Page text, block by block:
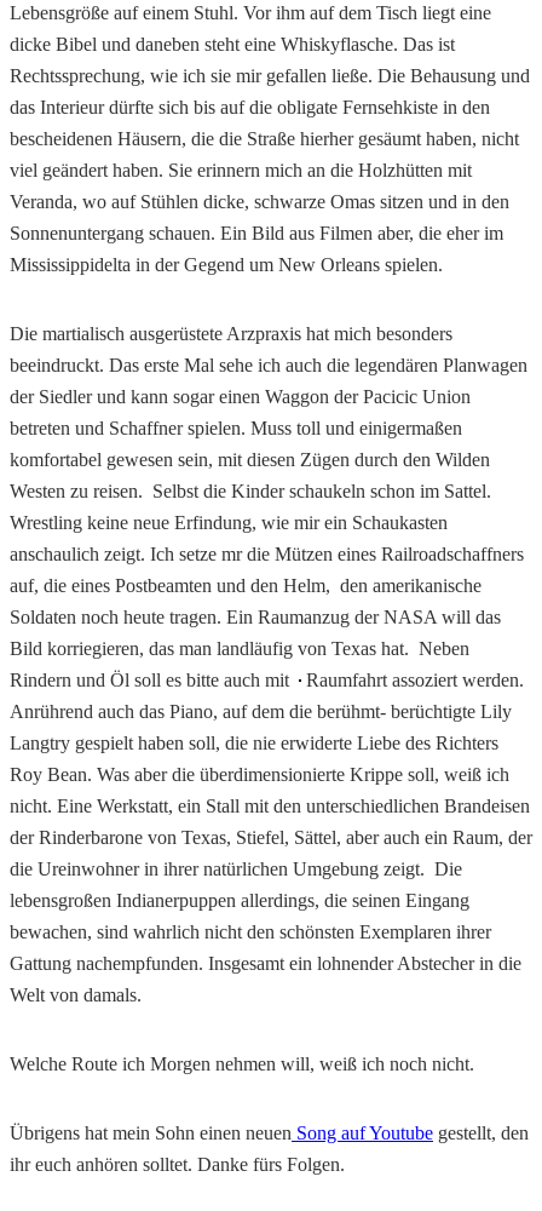
Lebensgröße auf einem Stuhl. Vor ihm auf dem Tisch liegt eine
dicke Bibel und daneben steht eine Whiskyflasche. Das ist
Rechtssprechung, wie ich sie mir gefallen ließe. Die Behausung und
das Interieur dürfte sich bis auf die obligate Fernsehkiste in den
bescheidenen Häusern, die die Straße hierher gesäumt haben, nicht
viel geändert haben. Sie erinnern mich an die Holzhütten mit
Veranda, wo auf Stühlen dicke, schwarze Omas sitzen und in den
Sonnenuntergang schauen. Ein Bild aus Filmen aber, die eher im
Mississippidelta in der Gegend um New Orleans spielen.
Die martialisch ausgerüstete Arzpraxis hat mich besonders
beeindruckt. Das erste Mal sehe ich auch die legendären Planwagen
der Siedler und kann sogar einen Waggon der Pacicic Union
betreten und Schaffner spielen. Muss toll und einigermaßen
komfortabel gewesen sein, mit diesen Zügen durch den Wilden
Westen zu reisen. Selbst die Kinder schaukeln schon im Sattel.
Wrestling keine neue Erfindung, wie mir ein Schaukasten
anschaulich zeigt. Ich setze mr die Mützen eines Railroadschaffners
auf, die eines Postbeamten und den Helm, den amerikanische
Soldaten noch heute tragen. Ein Raumanzug der NASA will das
Bild korriegieren, das man landläufig von Texas hat. Neben
Rindern und Öl soll es bitte auch mit
Raumfahrt assoziert werden.
Anrührend auch das Piano, auf dem die berühmt- berüchtigte Lily
Langtry gespielt haben soll, die nie erwiderte Liebe des Richters
Roy Bean. Was aber die überdimensionierte Krippe soll, weiß ich
nicht. Eine Werkstatt, ein Stall mit den unterschiedlichen Brandeisen
der Rinderbarone von Texas, Stiefel, Sättel, aber auch ein Raum, der
die Ureinwohner in ihrer natürlichen Umgebung zeigt. Die
lebensgroßen Indianerpuppen allerdings, die seinen Eingang
bewachen, sind wahrlich nicht den schönsten Exemplaren ihrer
Gattung nachempfunden. Insgesamt ein lohnender Abstecher in die
Welt von damals.
Welche Route ich Morgen nehmen will, weiß ich noch nicht.
Übrigens hat mein Sohn einen neuen Song auf Youtube gestellt, den
ihr euch anhören solltet. Danke fürs Folgen.